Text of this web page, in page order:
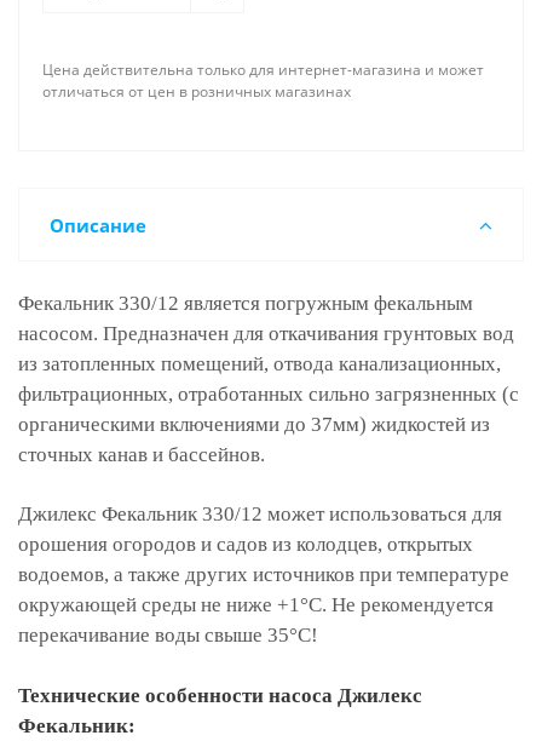
Цена действительна только для интернет-магазина и может
отличаться от цен в розничных магазинах
Описание
Фекальник 330/12 является погружным фекальным
насосом. Предназначен для откачивания грунтовых вод
из затопленных помещений, отвода канализационных,
фильтрационных, отработанных сильно загрязненных (с
органическими включениями до 37мм) жидкостей из
сточных канав и бассейнов.
Джилекс Фекальник 330/12 может использоваться для
орошения огородов и садов из колодцев, открытых
водоемов, а также других источников при температуре
окружающей среды не ниже +1°С. Не рекомендуется
перекачивание воды свыше 35°С!
Технические особенности насоса Джилекс
Фекальник: